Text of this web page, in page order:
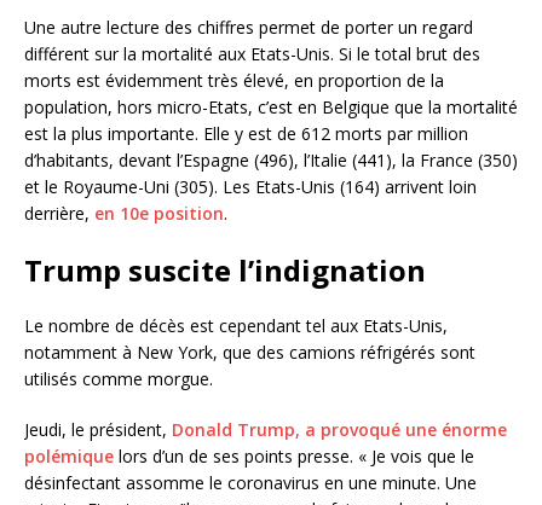
Une autre lecture des chiffres permet de porter un regard
différent sur la mortalité aux Etats-Unis. Si le total brut des
morts est évidemment très élevé, en proportion de la
population, hors micro-Etats, c’est en Belgique que la mortalité
est la plus importante. Elle y est de 612 morts par million
d’habitants, devant l’Espagne (496), l’Italie (441), la France (350)
et le Royaume-Uni (305). Les Etats-Unis (164) arrivent loin
derrière, en 10e position.
Trump suscite l’indignation
Le nombre de décès est cependant tel aux Etats-Unis,
notamment à New York, que des camions réfrigérés sont
utilisés comme morgue.
Jeudi, le président, Donald Trump, a provoqué une énorme
polémique lors d’un de ses points presse. « Je vois que le
désinfectant assomme le coronavirus en une minute. Une